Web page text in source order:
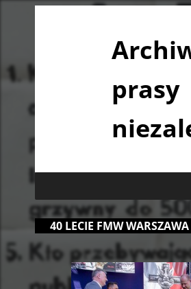
prasy
40 LECIE FMW